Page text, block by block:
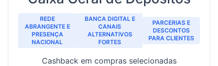
REDE
ABRANGENTE E
PRESENÇA
NACIONAL
BANCA DIGITAL E
CANAIS
ALTERNATIVOS
FORTES
PARCERIAS E
DESCONTOS
PARA CLIENTES
Cashback em compras selecionadas